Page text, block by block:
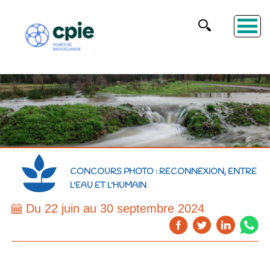
CONCOURS PHOTO : RECONNEXION, ENTRE
L'EAU ET L'HUMAIN
Du 22 juin au 30 septembre 2024